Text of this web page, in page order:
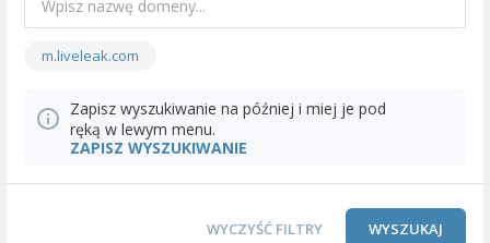
m.liveleak.com
Zapisz wyszukiwanie na później i miej je pod
ręką w lewym menu.
ZAPISZ WYSZUKIWANIE
WYCZYŚĆ FILTRY WYSZUKAJ